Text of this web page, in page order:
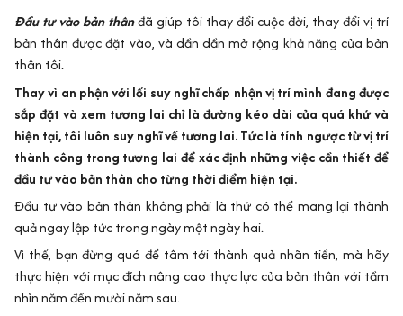
Đầu tư vào bản thânđã giúp tôi thay đổi cuộc đời, thay đổi vị trí
bản thân được đặt vào, và dần dần mở rộng khả năng của bản
thân tôi.
Thay vì an phận với lối suy nghĩ chấp nhận vị trí mình đang được
sắp đặt và xem tương lai chỉ là đường kéo dài của quá khứ và
hiện tại, tôi luôn suy nghĩ về tương lai. Tức là tính ngược từ vị trí
thành công trong tương lai để xác định những việc cần thiết để
đầu tư vào bản thân cho từng thời điểm hiện tại.
Đầu tư vào bản thân không phải là thứ có thể mang lại thành
quả ngay lập tức trong ngày một ngày hai.
Vì thế, bạn đừng quá để tâm tới thành quả nhãn tiền, mà hãy
thực hiện với mục đích nâng cao thực lực của bản thân với tầm
nhìn năm đến mười năm sau.